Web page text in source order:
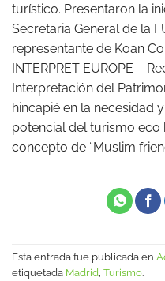
turístico. Presentaron la
Secretaria General de la
representante de Koan
INTERPRET EUROPE –
Interpretación del
hincapié en la necesidad
potencial del turismo eco
concepto de “Muslim
Esta entrada fue publicada en
etiquetada Madrid Turismo.